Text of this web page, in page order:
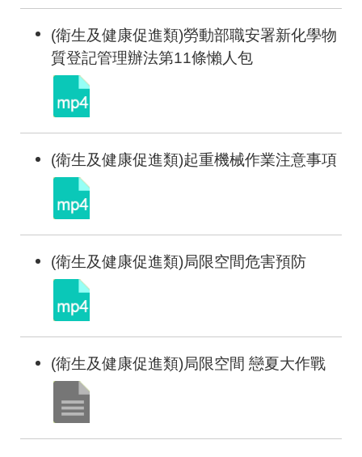
(衛生及健康促進類)勞動部職安署新化學物
質登記管理辦法第11條懶人包
(衛生及健康促進類)起重機械作業注意事項
(衛生及健康促進類)局限空間危害預防
(衛生及健康促進類)局限空間 戀夏大作戰